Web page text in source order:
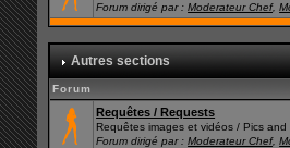
Forum dirigé par :Moderateur Chef,
Autres sections
Forum
Requêtes / Requests
Requêtes images et vidéos / Pics
Forum dirigé par :Moderateur Chef,